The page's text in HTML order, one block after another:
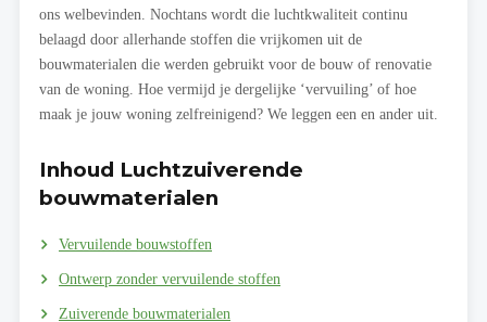
ons welbevinden. Nochtans wordt die luchtkwaliteit continu
belaagd door allerhande stoffen die vrijkomen uit de
bouwmaterialen die werden gebruikt voor de bouw of renovatie
van de woning. Hoe vermijd je dergelijke ‘vervuiling’ of hoe
maak je jouw woning zelfreinigend? We leggen een en ander uit.
Inhoud Luchtzuiverende
bouwmaterialen
Vervuilende bouwstoffen
Ontwerp zonder vervuilende stoffen
Zuiverende bouwmaterialen